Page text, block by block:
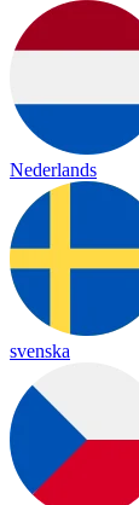
Nederlands
svenska